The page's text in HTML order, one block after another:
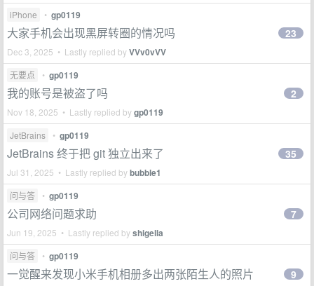
iPhone • gp0119
大家手机会出现黑屏转圈的情况吗
Dec 3, 2025 • Lastly replied byVVv0vVV
23
无要点 • gp0119
我的账号是被盗了吗
Nov 18, 2025 • Lastly replied bygp0119
2
JetBrains • gp0119
JetBrains 终于把 git 独立出来了
Jul 31, 2025 • Lastly replied bybubble1
35
问与答 • gp0119
公司网络问题求助
Jun 19, 2025 • Lastly replied byshigella
7
问与答 • gp0119
一觉醒来发现小米手机相册多出两张陌生人的照片 9